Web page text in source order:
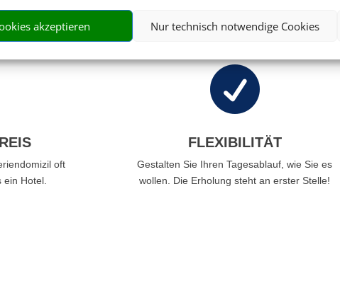
akzeptieren Nur technisch notwendige Cookies
oft
Hotel.

FLEXIBILITÄT
Gestalten Sie Ihren Tagesablauf, wie Sie es
wollen. Die Erholung steht an erster Stelle!